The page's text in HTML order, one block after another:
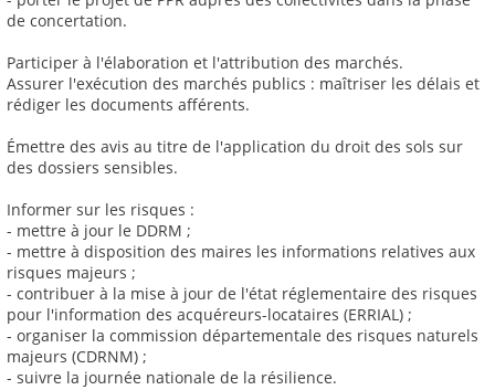
de concertation.
Participer à l'élaboration et l'attribution des marchés.
Assurer l'exécution des marchés publics : maîtriser les délais et
rédiger les documents afférents.
Émettre des avis au titre de l'application du droit des sols sur
des dossiers sensibles.
Informer sur les risques :
- mettre à jour le DDRM ;
- mettre à disposition des maires les informations relatives aux
risques majeurs ;
- contribuer à la mise à jour de l'état réglementaire des risques
pour l'information des acquéreurs-locataires (ERRIAL) ;
- organiser la commission départementale des risques naturels
majeurs (CDRNM) ;
- suivre la journée nationale de la résilience.